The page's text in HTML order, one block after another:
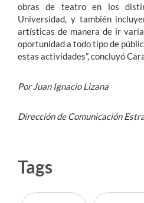
obras de teatro en los
Universidad, y también
artísticas de manera de ir
oportunidad a todo tipo de
estas actividades”, concluyó
Por Juan Ignacio Lizana
Dirección de Comunicación
Tags